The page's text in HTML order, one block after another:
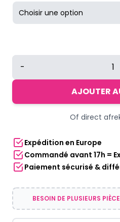
€5,95
quantité
Lacets
-
AJOUTER
Of direct
Expédition en Europe
Commandé avant 17h =
Paiement sécurisé &
BESOIN DE PLUSIEURS